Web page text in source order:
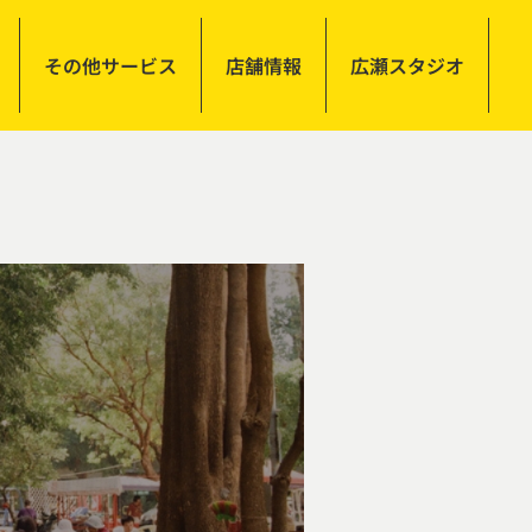
その他サービス 店舗情報 広瀬スタジオ